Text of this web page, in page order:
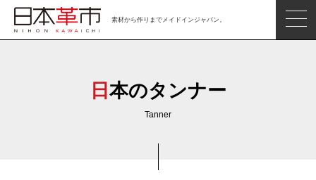
素材から作りまでメイドインジャパン。
日本のタンナー
Tanner